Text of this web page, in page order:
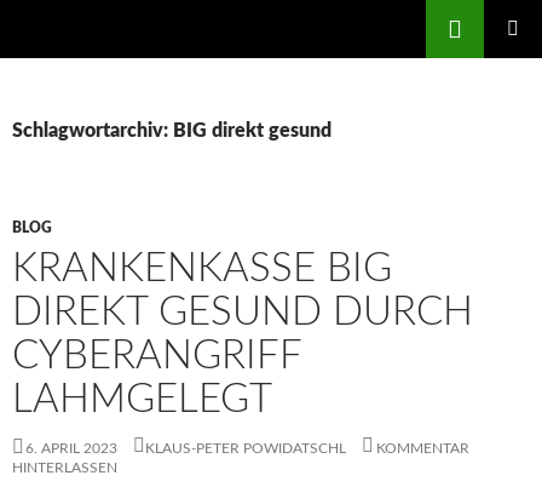
Schlagwortarchiv: BIG direkt gesund
BLOG
KRANKENKASSE BIG
DIREKT GESUND DURCH
CYBERANGRIFF
LAHMGELEGT
6. APRIL 2023 KLAUS-PETER POWIDATSCHL
KOMMENTAR
HINTERLASSEN